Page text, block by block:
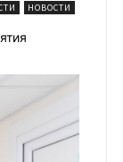
НОВОСТИ